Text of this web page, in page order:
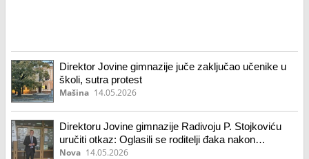
Direktor Jovine gimnazije juče zaključao učenike u
školi, sutra protest
Mašina 14.05.2026
Direktoru Jovine gimnazije Radivoju P. Stojkoviću
uručiti otkaz: Oglasili se roditelji đaka nakon
jučerašnje "talačke krize"
Nova 14.05.2026